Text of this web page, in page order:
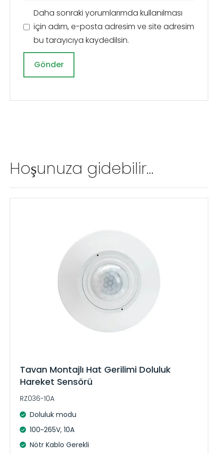
Daha sonraki yorumlarımda kullanılması
için adım, e-posta adresim ve site adresim
bu tarayıcıya kaydedilsin.
a
t
Hoşunuza gidebilir…
Tavan Montajlı Hat Gerilimi Doluluk
Hareket Sensörü
RZ036-10A
Doluluk modu
100~265V, 10A
Nötr Kablo Gerekli